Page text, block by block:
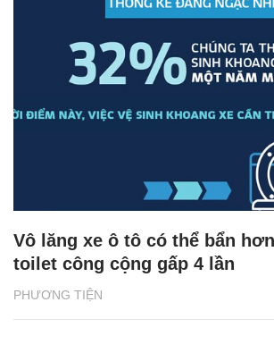
PHƯƠNG TIỆN
Vô lăng xe ô tô có thể bẩn
toilet công cộng gấp 4 lần